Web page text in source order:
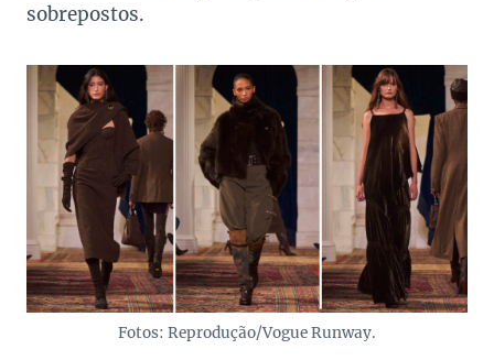
sobrepostos.
Fotos: Reprodução/Vogue Runway.